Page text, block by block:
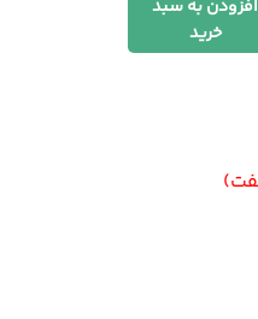
افزودن به سبد
خرید